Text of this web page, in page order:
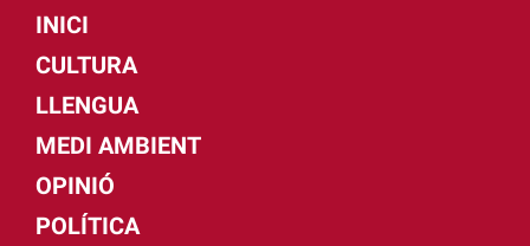
INICI
CULTURA
LLENGUA
MEDI AMBIENT
OPINIÓ
POLÍTICA